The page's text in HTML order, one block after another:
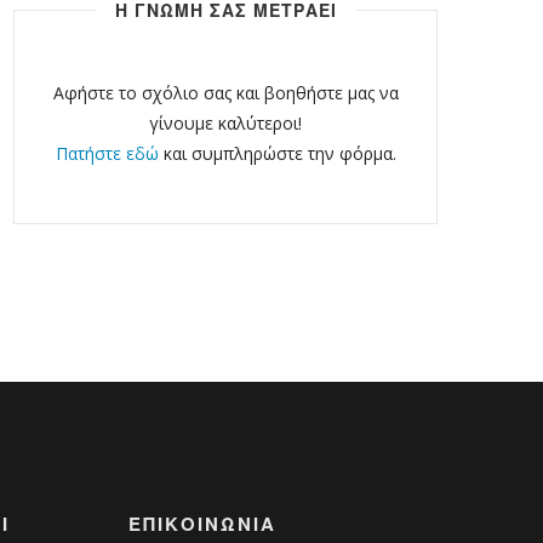
Η ΓΝΩΜΗ ΣΑΣ ΜΕΤΡΑΕΙ
Αφήστε το σχόλιο σας και βοηθήστε μας να
γίνουμε καλύτεροι!
Πατήστε εδώ και συμπληρώστε την φόρμα.
ΕΠΙΚΟΙΝΩΝΊΑ